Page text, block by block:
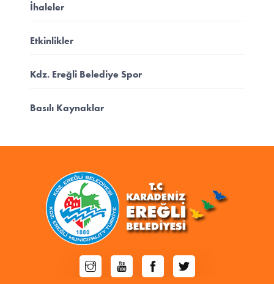
İhaleler
Etkinlikler
Kdz. Ereğli Belediye Spor
Basılı Kaynaklar